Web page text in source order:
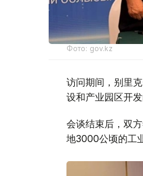
Фото: gov.kz
访问期间，别里
设和产业园区开
会谈结束后，双
地3000公顷的工